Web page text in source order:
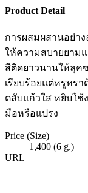
Product Detail
การผสมผสานอย่า
ให้ความสบายยามแ
สีติดยาวนานให้ลุค
เรียบร้อยแต่หรูหรา
ตลับแก้วใส หยิบใช้
มือหรือแปรง
Price (Size)
1,400 (6 g.)
URL